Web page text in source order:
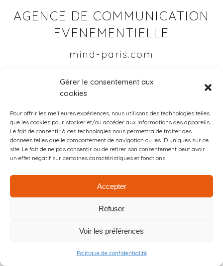
Gérer le consentement aux
cookies
Pour offrir les meilleures expériences, nous utilisons des technologies telles
que les cookies pour stocker et/ou accéder aux informations des appareils.
Le fait de consentir à ces technologies nous permettra de traiter des
données telles que le comportement de navigation ou les ID uniques sur ce
site. Le fait de ne pas consentir ou de retirer son consentement peut avoir
un effet négatif sur certaines caractéristiques et fonctions.
Accepter
Refuser
Voir les préférences
Politique de confidentialité
AGENCE DE COMMUNICATION
EVENEMENTIELLE
mind-paris.com